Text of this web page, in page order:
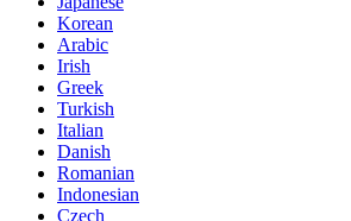
Korean
Arabic
Irish
Greek
Turkish
Italian
Danish
Romanian
Indonesian
Czech